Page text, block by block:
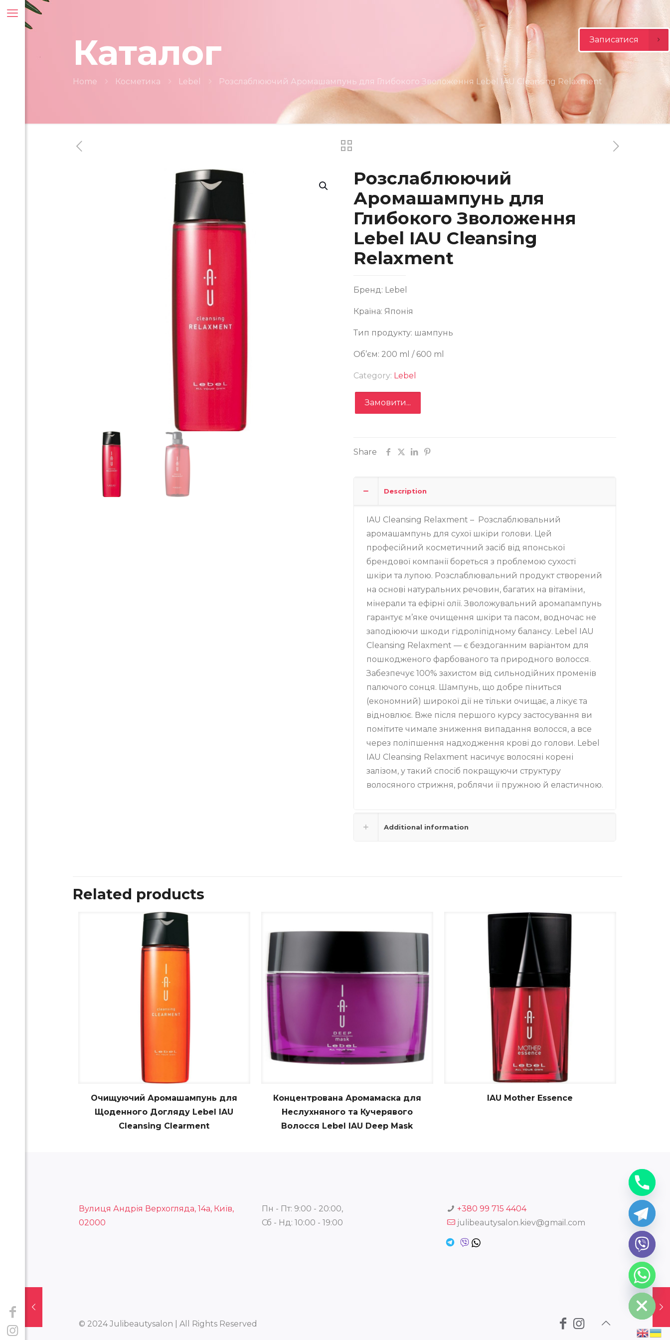
Каталог
Home Косметика Lebel Розслаблюючий Аромашампунь для Глибокого Зволоження Lebel IAU Cleansing Relaxment
Розслаблюючий
Аромашампунь для
Глибокого Зволоження
Lebel IAU Cleansing
Relaxment
Бренд: Lebel
Країна: Японія
Тип продукту: шампунь
Об’єм: 200 ml / 600 ml
Category: Lebel
Замовити...
Share
Description
IAU Cleansing Relaxment – Розслаблювальний
аромашампунь для сухої шкіри голови. Цей
професійний косметичний засіб від японської
брендової компанії бореться з проблемою сухості
шкіри та лупою. Розслаблювальний продукт створений
на основі натуральних речовин, багатих на вітаміни,
мінерали та ефірні олії. Зволожувальний аромапампунь
гарантує м’яке очищення шкіри та пасом, водночас не
заподіюючи шкоди гідроліпідному балансу. Lebel IAU
Cleansing Relaxment — є бездоганним варіантом для
пошкодженого фарбованого та природного волосся.
Забезпечує 100% захистом від сильнодійних променів
палючого сонця. Шампунь, що добре піниться
(економний) широкої дії не тільки очищає, а лікує та
відновлює. Вже після першого курсу застосування ви
помітите чимале зниження випадання волосся, а все
через поліпшення надходження крові до голови. Lebel
IAU Cleansing Relaxment насичує волосяні корені
залізом, у такий спосіб покращуючи структуру
волосяного стрижня, роблячи її пружною й еластичною.
Additional information
Related products
Очищуючий Аромашампунь для
Щоденного Догляду Lebel IAU
Cleansing Clearment
Концентрована Аромамаска для
Неслухняного та Кучерявого
Волосся Lebel IAU Deep Mask
IAU Mother Essence
Вулиця Андрія Верхогляда, 14а, Київ,
02000
Пн - Пт: 9:00 - 20:00,
Сб - Нд: 10:00 - 19:00
+380 99 715 4404
julibeautysalon.kiev@gmail.com
© 2024 Julibeautysalon | All Rights Reserved
Розслаблюючий Аромашампунь для Глибокого
Зволоження Lebel IAU Cleansing Relaxment
Замовити
Hide
chaty
Записатися